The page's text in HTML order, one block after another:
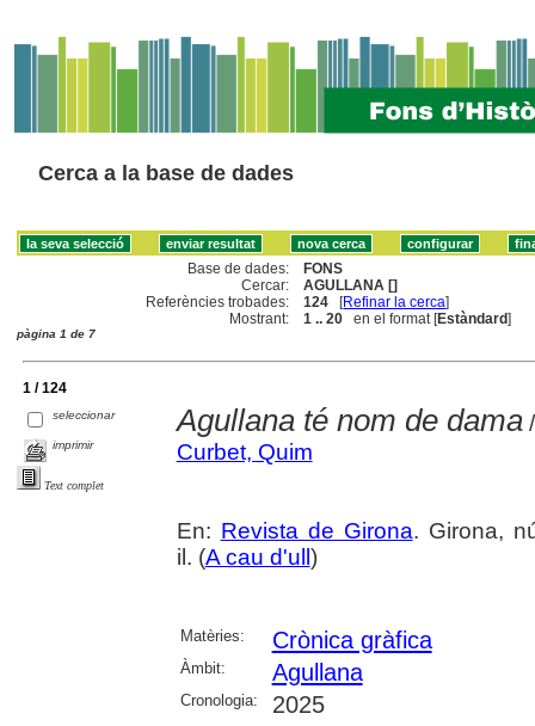
Cerca a la base de dades
Base de dades:
FONS
Cercar:
AGULLANA []
Referències trobades:
124 [Refinar la cerca]
Mostrant:
1 .. 20 en el format [Estàndard]
pàgina 1 de 7
1 / 124
seleccionar
imprimir
Text complet
Agullana té nom de dama/
Curbet, Quim
En: Revista de Girona. Girona,
il. (A cau d'ull )
Matèries: Crònica gràfica
Àmbit: Agullana
Cronologia: 2025